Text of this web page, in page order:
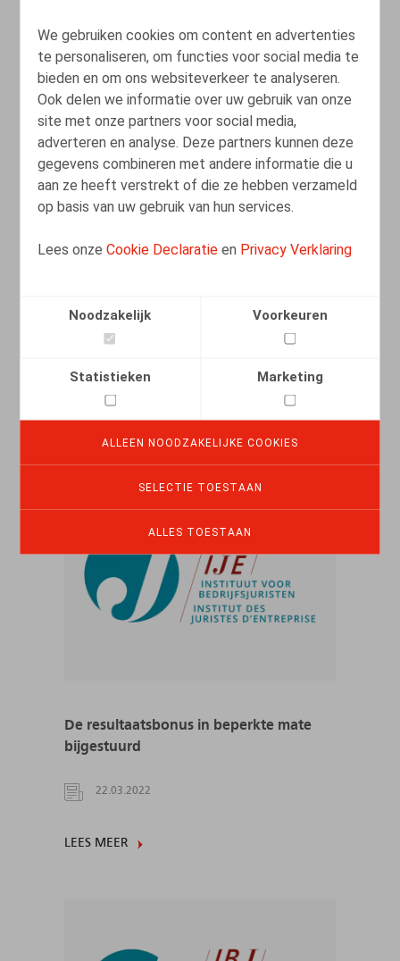
We gebruiken cookies om content en advertenties
te personaliseren, om functies voor social media te
bieden en om ons websiteverkeer te analyseren.
Ook delen we informatie over uw gebruik van onze
site met onze partners voor social media,
adverteren en analyse. Deze partners kunnen deze
gegevens combineren met andere informatie die u
aan ze heeft verstrekt of die ze hebben verzameld
op basis van uw gebruik van hun services.
Lees onzeCookie Declaratie en Privacy Verklaring
Noodzakelijk Voorkeuren
Statistieken Marketing
ALLEEN NOODZAKELIJKE COOKIES
SELECTIE TOESTAAN
ALLES TOESTAAN
d’orange et de rouge
LEES MEER
De resultaatsbonus in beperkte mate
bijgestuurd
22.03.2022
LEES MEER